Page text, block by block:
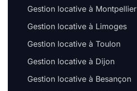
Gestion locative à Montpellier
Gestion locative à Limoges
Gestion locative à Toulon
Gestion locative à Dijon
Gestion locative à Besançon